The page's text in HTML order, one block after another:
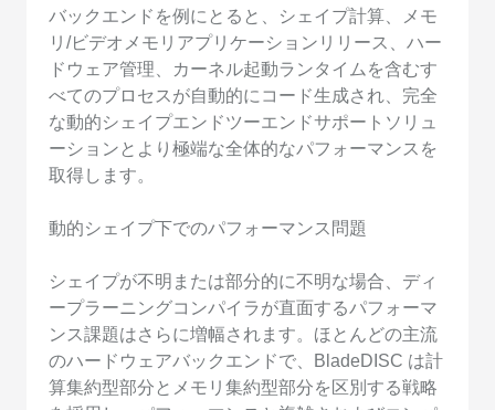
バックエンドを例にとると、シェイプ計算、メモ
リ/ビデオメモリアプリケーションリリース、ハー
ドウェア管理、カーネル起動ランタイムを含むす
べてのプロセスが自動的にコード生成され、完全
な動的シェイプエンドツーエンドサポートソリュ
ーションとより極端な全体的なパフォーマンスを
取得します。
動的シェイプ下でのパフォーマンス問題
シェイプが不明または部分的に不明な場合、ディ
ープラーニングコンパイラが直面するパフォーマ
ンス課題はさらに増幅されます。ほとんどの主流
のハードウェアバックエンドで、BladeDISC は計
算集約型部分とメモリ集約型部分を区別する戦略